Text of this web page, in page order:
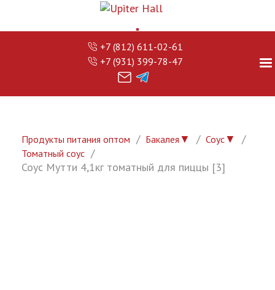
+7 (812) 611-02-61
+7 (931) 399-78-47
Продукты питания оптом Бакалея ▼ Соус▼
Томатный соус
Соус Мутти 4,1кг томатный для пиццы [3]